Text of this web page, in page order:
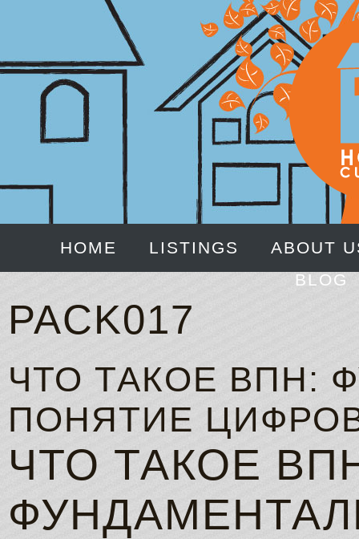
HOME LISTINGS
ABOUT
BLOG
PACK017
ЧТО ТАКОЕ ВПН:
ПОНЯТИЕ
ЧТО ТАКОЕ